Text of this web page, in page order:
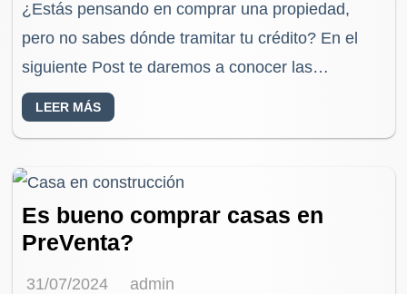
¿Estás pensando en comprar una propiedad,
pero no sabes dónde tramitar tu crédito? En el
siguiente Post te daremos a conocer las
principales características de un Crédito
INFONAVIT vs un…
LEER MÁS
Es bueno comprar casas en
PreVenta?
31/07/2024 admin